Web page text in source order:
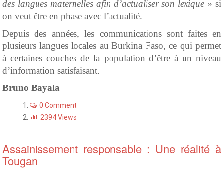
des langues maternelles afin d’actualiser son lexique » si
on veut être en phase avec l’actualité.
Depuis des années, les communications sont faites en
plusieurs langues locales au Burkina Faso, ce qui permet
à certaines couches de la population d’être à un niveau
d’information satisfaisant.
Bruno Bayala
0 Comment
2394 Views
Assainissement responsable : Une réalité à
Tougan